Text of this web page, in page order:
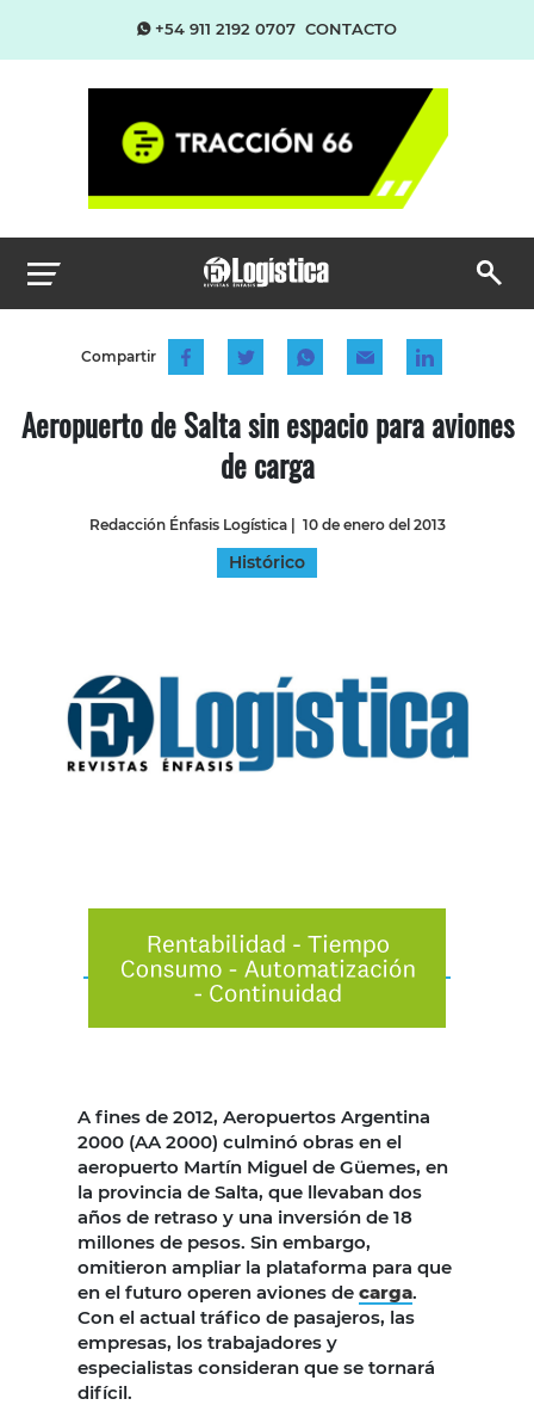
+54 911 2192 0707 CONTACTO
Compartir
Aeropuerto de Salta sin espacio para aviones
de carga
Redacción Énfasis Logística| 10 de enero del 2013
Histórico
A fines de 2012, Aeropuertos Argentina
2000 (AA 2000) culminó obras en el
aeropuerto Martín Miguel de Güemes, en
la provincia de Salta, que llevaban dos
años de retraso y una inversión de 18
millones de pesos. Sin embargo,
omitieron ampliar la plataforma para que
en el futuro operen aviones de carga.
Con el actual tráfico de pasajeros, las
empresas, los trabajadores y
especialistas consideran que se tornará
difícil.